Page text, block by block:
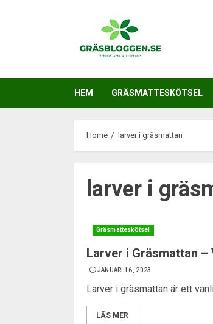
HEM GRÄSMATTESKÖTSEL
Home larver i gräsmattan
larver i
Gräsmatteskötsel
Larver i Gräsmattan –
JANUARI 16, 2023
Larver i gräsmattan är ett
LÄS MER